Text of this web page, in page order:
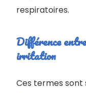
respiratoires.
Différence
irritation
Ces termes sont